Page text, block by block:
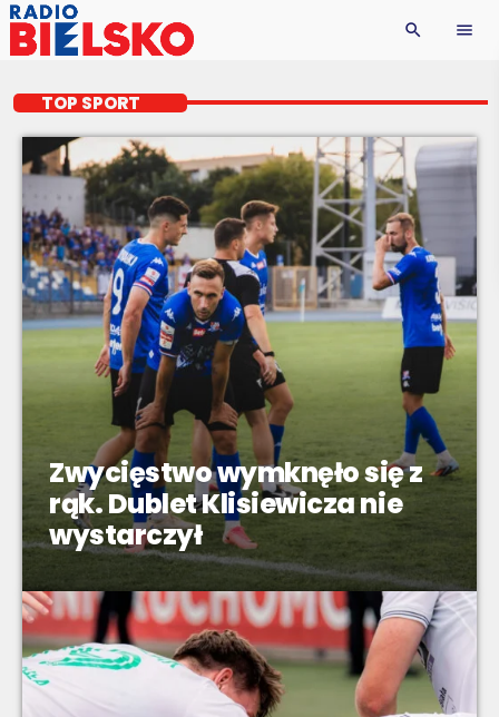
search menu
TOP SPORT
Zwycięstwo wymknęło się z
rąk. Dublet Klisiewicza nie
wystarczył